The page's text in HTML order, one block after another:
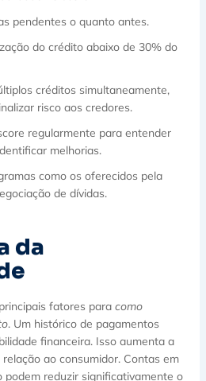
pendentes o quanto antes.
do crédito abaixo de 30% do
créditos simultaneamente,
risco aos credores.
regularmente para entender
melhorias.
como os oferecidos pela
de dívidas.
da
fatores para como
. Um histórico de pagamentos
financeira. Isso aumenta a
ao consumidor. Contas em
reduzir significativamente o